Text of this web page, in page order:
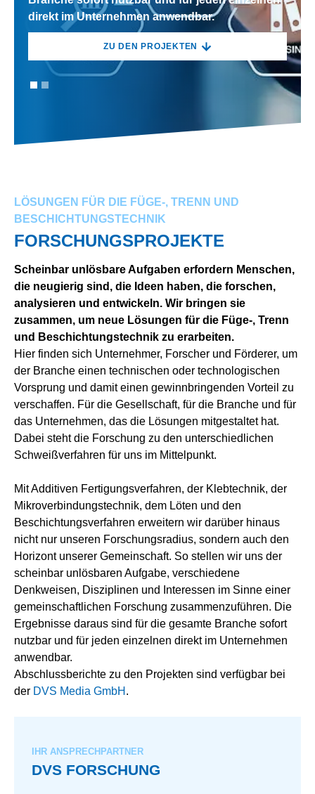
direkt im Unternehmen anwendbar.
ZU DEN PROJEKTEN
direkt im Unternehmen anwendbar.
ZU DEN PROJEKTEN
LÖSUNGEN FÜR DIE FÜGE-, TRENN UND
BESCHICHTUNGSTECHNIK
FORSCHUNGSPROJEKTE
Scheinbar unlösbare Aufgaben erfordern Menschen,
die neugierig sind, die Ideen haben, die forschen,
analysieren und entwickeln. Wir bringen sie
zusammen, um neue Lösungen für die Füge-, Trenn
und Beschichtungstechnik zu erarbeiten.
Hier finden sich Unternehmer, Forscher und Förderer, um
der Branche einen technischen oder technologischen
Vorsprung und damit einen gewinnbringenden Vorteil zu
verschaffen. Für die Gesellschaft, für die Branche und für
das Unternehmen, das die Lösungen mitgestaltet hat.
Dabei steht die Forschung zu den unterschiedlichen
Schweißverfahren für uns im Mittelpunkt.
Mit Additiven Fertigungsverfahren, der Klebtechnik, der
Mikroverbindungstechnik, dem Löten und den
Beschichtungsverfahren erweitern wir darüber hinaus
nicht nur unseren Forschungsradius, sondern auch den
Horizont unserer Gemeinschaft. So stellen wir uns der
scheinbar unlösbaren Aufgabe, verschiedene
Denkweisen, Disziplinen und Interessen im Sinne einer
gemeinschaftlichen Forschung zusammenzuführen. Die
Ergebnisse daraus sind für die gesamte Branche sofort
nutzbar und für jeden einzelnen direkt im Unternehmen
anwendbar.
Abschlussberichte zu den Projekten sind verfügbar bei
der DVS Media GmbH .
IHR ANSPRECHPARTNER
DVS FORSCHUNG